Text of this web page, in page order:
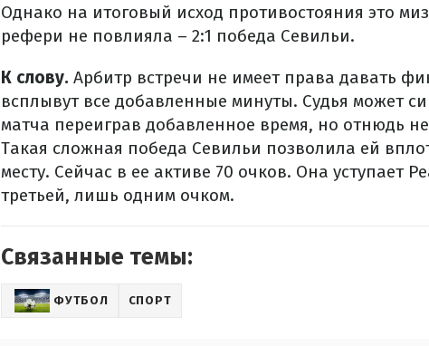
Однако на итоговый исход противостояния это
рефери не повлияла – 2:1 победа Севильи.
К слову. Арбитр встречи не имеет права давать
всплывут все добавленные минуты. Судья может
матча переиграв добавленное время, но отнюдь
Такая сложная победа Севильи позволила ей
месту. Сейчас в ее активе 70 очков. Она уступает
третьей, лишь одним очком.
Связанные темы:
ФУТБОЛ СПОРТ